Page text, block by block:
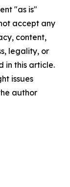
"as is"
accept any
content,
legality, or
in this article.
issues
author